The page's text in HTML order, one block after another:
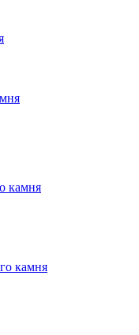
камня
камня